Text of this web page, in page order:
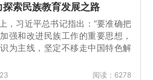
索民族教育发展之路
，习近平总书记指出：“要准确把
强和改进民族工作的重要思想，
为主线，坚定不移走中国特色解
阅读：6278